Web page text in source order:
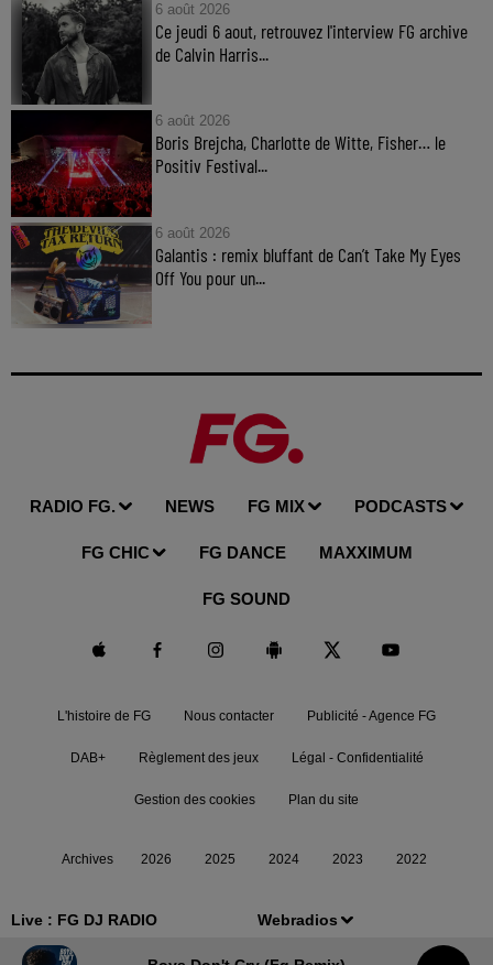
Live : FG DJ RADIO Webradios
6 août 2026
Ce jeudi 6 aout, retrouvez l'interview FG archive
de Calvin Harris...
6 août 2026
Boris Brejcha, Charlotte de Witte, Fisher… le
Positiv Festival...
6 août 2026
Galantis : remix bluffant de Can’t Take My Eyes
Off You pour un...
RADIO FG. NEWS FG MIX PODCASTS
FG CHIC FG DANCE MAXXIMUM
FG SOUND
L'histoire de FG Nous contacter Publicité - Agence FG
DAB+ Règlement des jeux Légal - Confidentialité
Gestion des cookies Plan du site
Archives 2026 2025 2024 2023 2022